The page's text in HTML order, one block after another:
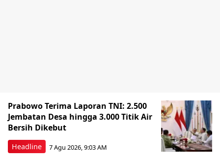
Headline
Prabowo Terima Laporan TNI: 2.500
Jembatan Desa hingga 3.000 Titik Air
Bersih Dikebut
7 Agu 2026, 9:03 AM